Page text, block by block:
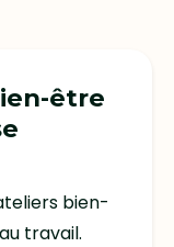
être
bien-
travail.